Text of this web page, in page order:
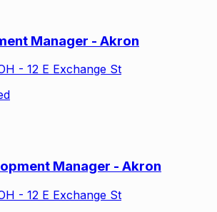
Manager - Akron
- 12 E Exchange St
Manager - Akron
- 12 E Exchange St